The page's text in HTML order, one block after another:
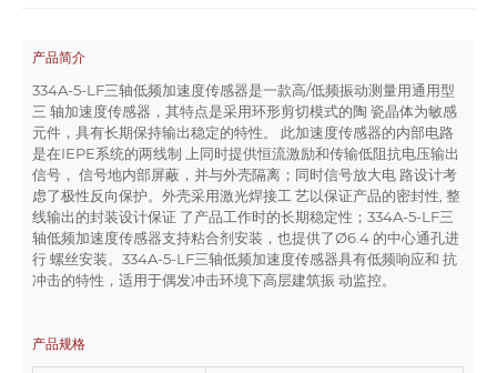
产品简介
334A-5-LF三轴低频加速度传感器是一款高/低频振动测量用通用型
三 轴加速度传感器，其特点是采用环形剪切模式的陶 瓷晶体为敏感
元件，具有长期保持输出稳定的特性。 此加速度传感器的内部电路
是在IEPE系统的两线制 上同时提供恒流激励和传输低阻抗电压输出
信号， 信号地内部屏蔽，并与外壳隔离；同时信号放大电 路设计考
虑了极性反向保护。外壳采用激光焊接工 艺以保证产品的密封性, 整
线输出的封装设计保证 了产品工作时的长期稳定性；334A-5-LF三
轴低频加速度传感器支持粘合剂安装，也提供了Ø6.4 的中心通孔进
行 螺丝安装。334A-5-LF三轴低频加速度传感器具有低频响应和 抗
冲击的特性，适用于偶发冲击环境下高层建筑振 动监控。
产品规格